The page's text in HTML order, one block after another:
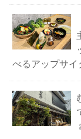
べるアップサイ